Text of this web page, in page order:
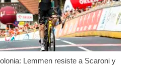
Lemmen resiste a Scaroni y